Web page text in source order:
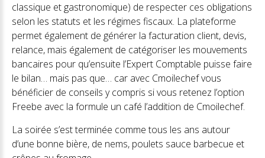
classique et gastronomique) de respecter ces obligations
selon les statuts et les régimes fiscaux. La plateforme
permet également de générer la facturation client, devis,
relance, mais également de catégoriser les mouvements
bancaires pour qu’ensuite l’Expert Comptable puisse faire
le bilan… mais pas que… car avec Cmoilechef vous
bénéficier de conseils y compris si vous retenez l’option
Freebe avec la formule un café l’addition de Cmoilechef.
La soirée s’est terminée comme tous les ans autour
d’une bonne bière, de nems, poulets sauce barbecue et